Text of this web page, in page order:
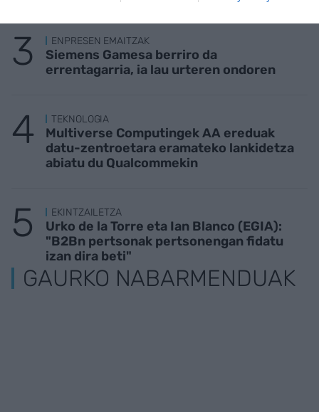
ENPRESEN EMAITZAK
Siemens Gamesa berriro da
errentagarria, ia lau urteren ondoren
TEKNOLOGIA
Multiverse Computingek AA ereduak
datu-zentroetara eramateko lankidetza
abiatu du Qualcommekin
EKINTZAILETZA
Urko de la Torre eta Ian Blanco (EGIA):
"B2Bn pertsonak pertsonengan fidatu
izan dira beti"
GAURKO NABARMENDUAK